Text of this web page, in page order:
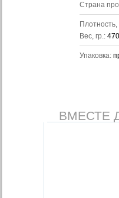
Страна
Плотность,
Вес, гр.: 470
Упаковка:
ВМЕСТЕ